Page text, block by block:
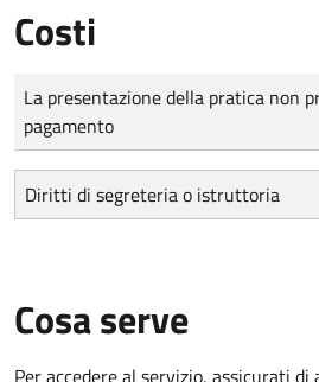
Costi
Tipo di pagamento
Importo
La presentazione della pratica non
pagamento
Diritti di segreteria o istruttoria
Cosa serve
Per accedere al servizio, assicurati di